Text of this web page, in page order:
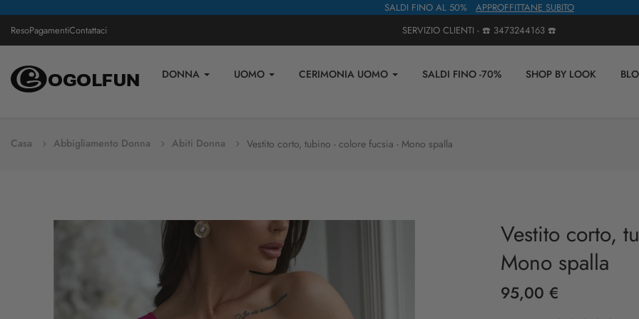
SALDI FINO AL 50% APPROFFITTANE SUBITO
ResoPagamentiContattaci SERVIZIO CLIENTI - ☎️ 3473244163 ☎️
DONNA UOMO CERIMONIA UOMO SALDI FINO -70% SHOP BY LOOK
Casa Abbigliamento Donna Abiti Donna Vestito corto, tubino - colore fucsia - Mono spalla
Vestito corto,
Mono spalla
95,00 €